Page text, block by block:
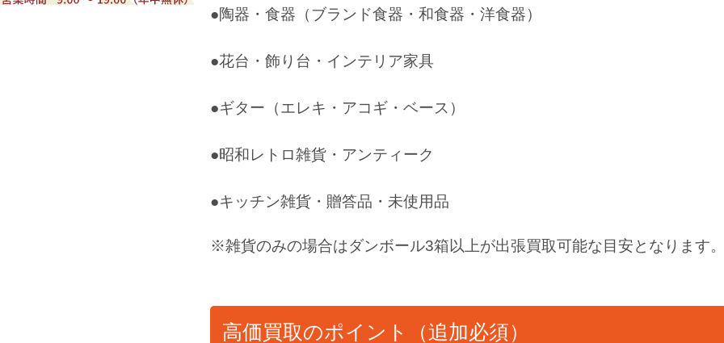
●陶器・食器（ブランド食器・和食器・洋食器）
●花台・飾り台・インテリア家具
●ギター（エレキ・アコギ・ベース）
●昭和レトロ雑貨・アンティーク
●キッチン雑貨・贈答品・未使用品
※雑貨のみの場合はダンボール3箱以上が出張買取可能な目安となります
高価買取のポイント（追加必須）